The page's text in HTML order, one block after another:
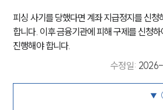
피싱 사기를 당했다면 계좌 지급정지를 신
합니다. 이후 금융기관에 피해 구제를 신청
진행해야 합니다.
수정일: